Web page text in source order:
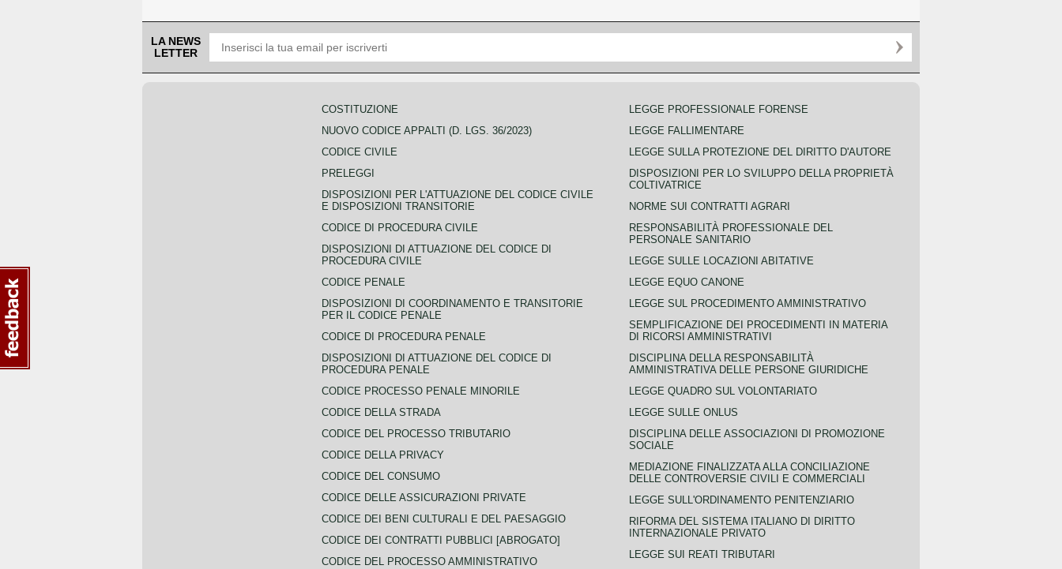
LA NEWS
LETTER
COSTITUZIONE
NUOVO CODICE APPALTI (D. LGS. 36/2023)
CODICE CIVILE
PRELEGGI
DISPOSIZIONI PER L'ATTUAZIONE DEL CODICE CIVILE
E DISPOSIZIONI TRANSITORIE
CODICE DI PROCEDURA CIVILE
DISPOSIZIONI DI ATTUAZIONE DEL CODICE DI
PROCEDURA CIVILE
CODICE PENALE
DISPOSIZIONI DI COORDINAMENTO E TRANSITORIE
PER IL CODICE PENALE
CODICE DI PROCEDURA PENALE
DISPOSIZIONI DI ATTUAZIONE DEL CODICE DI
PROCEDURA PENALE
CODICE PROCESSO PENALE MINORILE
CODICE DELLA STRADA
CODICE DEL PROCESSO TRIBUTARIO
CODICE DELLA PRIVACY
CODICE DEL CONSUMO
CODICE DELLE ASSICURAZIONI PRIVATE
CODICE DEI BENI CULTURALI E DEL PAESAGGIO
CODICE DEI CONTRATTI PUBBLICI [ABROGATO]
CODICE DEL PROCESSO AMMINISTRATIVO
LEGGE PROFESSIONALE FORENSE
LEGGE FALLIMENTARE
LEGGE SULLA PROTEZIONE DEL DIRITTO D'AUTORE
DISPOSIZIONI PER LO SVILUPPO DELLA PROPRIETÀ
COLTIVATRICE
NORME SUI CONTRATTI AGRARI
RESPONSABILITÀ PROFESSIONALE DEL
PERSONALE SANITARIO
LEGGE SULLE LOCAZIONI ABITATIVE
LEGGE EQUO CANONE
LEGGE SUL PROCEDIMENTO AMMINISTRATIVO
SEMPLIFICAZIONE DEI PROCEDIMENTI IN MATERIA
DI RICORSI AMMINISTRATIVI
DISCIPLINA DELLA RESPONSABILITÀ
AMMINISTRATIVA DELLE PERSONE GIURIDICHE
LEGGE QUADRO SUL VOLONTARIATO
LEGGE SULLE ONLUS
DISCIPLINA DELLE ASSOCIAZIONI DI PROMOZIONE
SOCIALE
MEDIAZIONE FINALIZZATA ALLA CONCILIAZIONE
DELLE CONTROVERSIE CIVILI E COMMERCIALI
LEGGE SULL'ORDINAMENTO PENITENZIARIO
RIFORMA DEL SISTEMA ITALIANO DI DIRITTO
INTERNAZIONALE PRIVATO
LEGGE SUI REATI TRIBUTARI